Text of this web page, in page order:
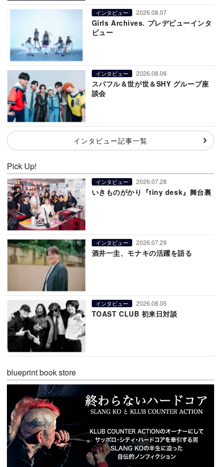
インタビュー 2026.08.07
Girls Archives. プレデビューインタ
ビュー
インタビュー 2026.08.06
スパフル＆世が世＆SHY グループ座
談会
インタビュー記事一覧
Pick Up!
インタビュー 2026.07.28
いきものがかり『tiny desk』舞台裏
インタビュー 2026.07.29
酒井一圭、モナキの活躍を語る
インタビュー 2026.08.05
TOAST CLUB 初来日対談
blueprint book store